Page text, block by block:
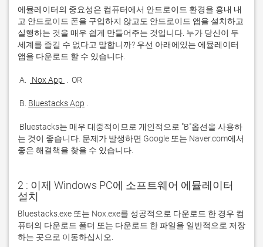
에뮬레이터의 중요성은 컴퓨터에서 안드로이드 환경을 흉내 내
고 안드로이드 폰을 구입하지 않고도 안드로이드 앱을 설치하고
실행하는 것을 매우 쉽게 만들어주는 것입니다. 누가 당신이 두
세계를 즐길 수 없다고 말합니까? 우선 아래에있는 에뮬레이터
A. Nox App
B. Bluestacks App
는 것이 좋습니다. 문제가 발생하면 Google 또는 Naver.com에서
좋은 해결책을 찾을 수 있습니다.
2 : 이제 Windows PC에 소프트웨어 에뮬레이터
설치
Bluestacks.exe 또는 Nox.exe를 성공적으로 다운로드 한 경우 컴
퓨터의 다운로드 폴더 또는 다운로드 한 파일을 일반적으로 저장